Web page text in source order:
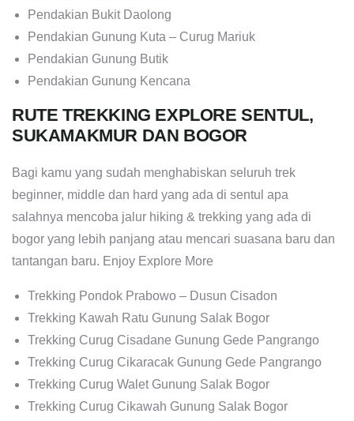
Pendakian Bukit Daolong
Pendakian Gunung Kuta – Curug Mariuk
Pendakian Gunung Butik
Pendakian Gunung Kencana
RUTE TREKKING EXPLORE SENTUL,
SUKAMAKMUR DAN BOGOR
Bagi kamu yang sudah menghabiskan seluruh trek
beginner, middle dan hard yang ada di sentul apa
salahnya mencoba jalur hiking & trekking yang ada di
bogor yang lebih panjang atau mencari suasana baru dan
tantangan baru. Enjoy Explore More
Trekking Pondok Prabowo – Dusun Cisadon
Trekking Kawah Ratu Gunung Salak Bogor
Trekking Curug Cisadane Gunung Gede Pangrango
Trekking Curug Cikaracak Gunung Gede Pangrango
Trekking Curug Walet Gunung Salak Bogor
Trekking Curug Cikawah Gunung Salak Bogor